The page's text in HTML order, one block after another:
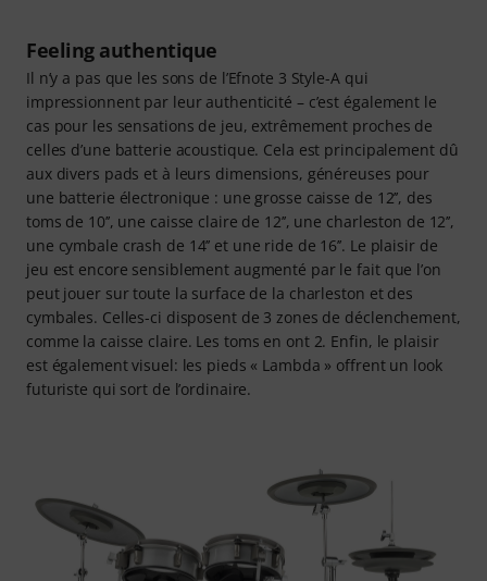
Feeling authentique
Il n’y a pas que les sons de l’Efnote 3 Style-A qui
impressionnent par leur authenticité – c’est également le
cas pour les sensations de jeu, extrêmement proches de
celles d’une batterie acoustique. Cela est principalement dû
aux divers pads et à leurs dimensions, généreuses pour
une batterie électronique : une grosse caisse de 12’’, des
toms de 10’’, une caisse claire de 12’’, une charleston de 12’’,
une cymbale crash de 14’’ et une ride de 16’’. Le plaisir de
jeu est encore sensiblement augmenté par le fait que l’on
peut jouer sur toute la surface de la charleston et des
cymbales. Celles-ci disposent de 3 zones de déclenchement,
comme la caisse claire. Les toms en ont 2. Enfin, le plaisir
est également visuel: les pieds « Lambda » offrent un look
futuriste qui sort de l’ordinaire.